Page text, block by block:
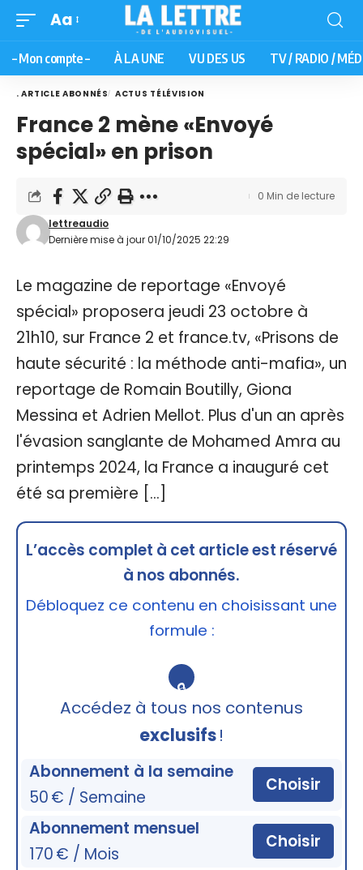
Aa
– Mon compte – À LA UNE VU DES US TV / RADIO /
. ARTICLE ABONNÉS ACTUS TÉLÉVISION
France 2 mène «Envoyé
spécial» en prison
Dernière mise à jour 01/10/2025 22:29
lettreaudio
0 Min de lecture
Le magazine de reportage «Envoyé
spécial» proposera jeudi 23 octobre à
21h10, sur France 2 et france.tv, «Prisons de
haute sécurité : la méthode anti-mafia», un
reportage de Romain Boutilly, Giona
Messina et Adrien Mellot. Plus d'un an après
l'évasion sanglante de Mohamed Amra au
printemps 2024, la France a inauguré cet
été sa première […]
L’accès complet à cet article est réservé
à nos abonnés.
Débloquez ce contenu en choisissant une
formule :
🔒
Accédez à tous nos contenus
exclusifs!
Abonnement à la semaine
50 € / Semaine
Choisir
Abonnement mensuel
170 € / Mois
Choisir